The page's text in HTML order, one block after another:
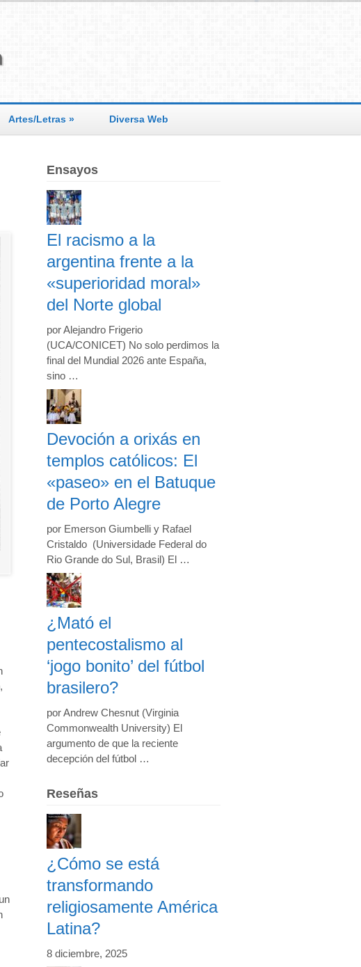
Artes/Letras » Diversa Web
Ensayos
El racismo a la
argentina frente a la
«superioridad moral»
del Norte global
por Alejandro Frigerio
(UCA/CONICET) No solo perdimos la
final del Mundial 2026 ante España,
sino …
Devoción a orixás en
templos católicos: El
«paseo» en el Batuque
de Porto Alegre
por Emerson Giumbelli y Rafael
Cristaldo (Universidade Federal do
Rio Grande do Sul, Brasil) El …
¿Mató el
pentecostalismo al
‘jogo bonito’ del fútbol
brasilero?
por Andrew Chesnut (Virginia
Commonwealth University) El
argumento de que la reciente
decepción del fútbol …
Reseñas
¿Cómo se está
transformando
religiosamente América
Latina?
8 diciembre, 2025